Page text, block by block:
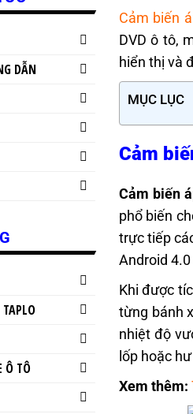
Cảm biến
DVD ô tô,
hiển thị và
MỤC LỤC
Cảm
Cảm biến
phổ biến
trực tiếp
Android
Khi được
từng bánh
nhiệt độ
lốp hoặc
Xem thêm:
DẪN
Ô TÔ